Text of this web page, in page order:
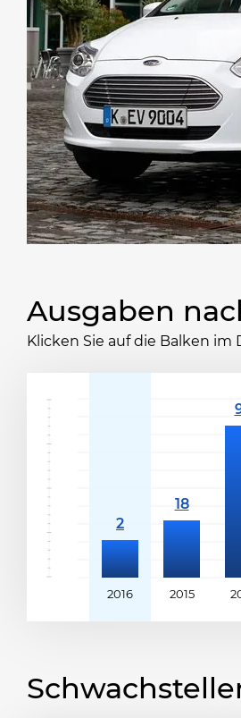
Ausgaben
Klicken Sie auf die Balken
2016 2015